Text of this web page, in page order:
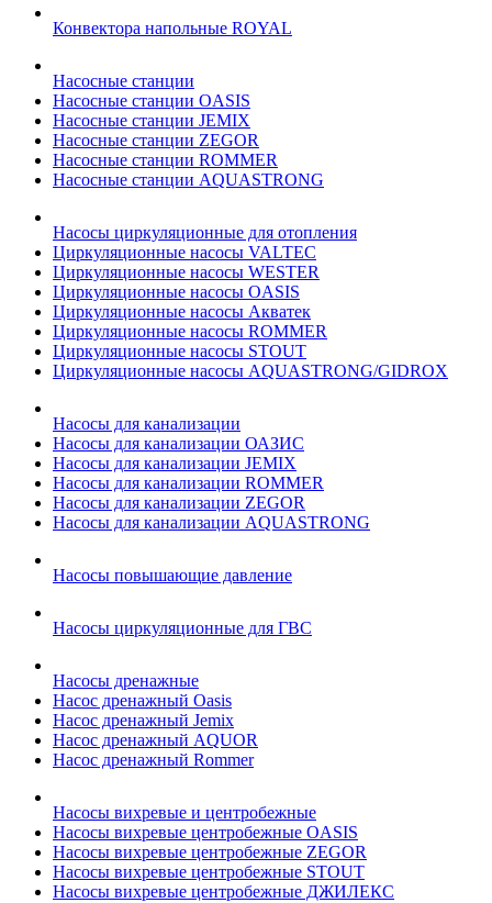
Конвектора напольные ROYAL
Насосные станции
Насосные станции OASIS
Насосные станции JEMIX
Насосные станции ZEGOR
Насосные станции ROMMER
Насосные станции AQUASTRONG
Насосы циркуляционные для отопления
Циркуляционные насосы VALTEC
Циркуляционные насосы WESTER
Циркуляционные насосы OASIS
Циркуляционные насосы Акватек
Циркуляционные насосы ROMMER
Циркуляционные насосы STOUT
Циркуляционные насосы AQUASTRONG/GIDROX
Насосы для канализации
Насосы для канализации ОАЗИС
Насосы для канализации JEMIX
Насосы для канализации ROMMER
Насосы для канализации ZEGOR
Насосы для канализации AQUASTRONG
Насосы повышающие давление
Насосы циркуляционные для ГВС
Насосы дренажные
Насос дренажный Oasis
Насос дренажный Jemix
Насос дренажный AQUOR
Насос дренажный Rommer
Насосы вихревые и центробежные
Насосы вихревые центробежные OASIS
Насосы вихревые центробежные ZEGOR
Насосы вихревые центробежные STOUT
Насосы вихревые центробежные ДЖИЛЕКС